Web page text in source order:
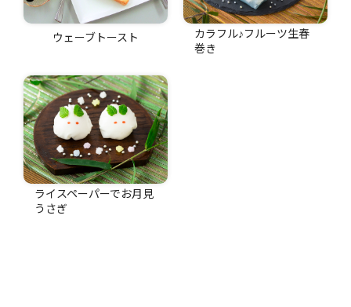
ウェーブトースト
カラフル♪フルーツ生春
巻き
ライスペーパーでお月見
うさぎ